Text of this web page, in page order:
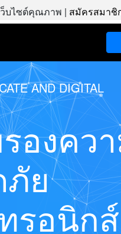
ว็บไซต์คุณภาพ | สมัครสมาชิ
AND DIGITAL
องคว
ย
รอนิกส์